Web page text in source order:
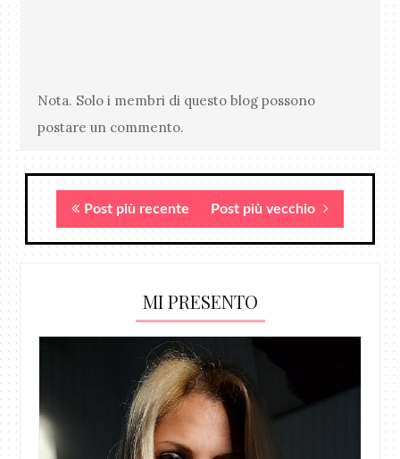
Nota. Solo i membri di questo blog possono
postare un commento.
Post più recente Post più vecchio
MI PRESENTO